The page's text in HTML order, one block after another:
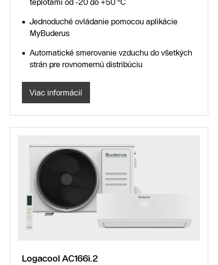
Jednoduché ovládanie pomocou aplikácie
MyBuderus
Automatické smerovanie vzduchu do všetkých
strán pre rovnomernú distribúciu
Viac informácií
Logacool AC166i.2